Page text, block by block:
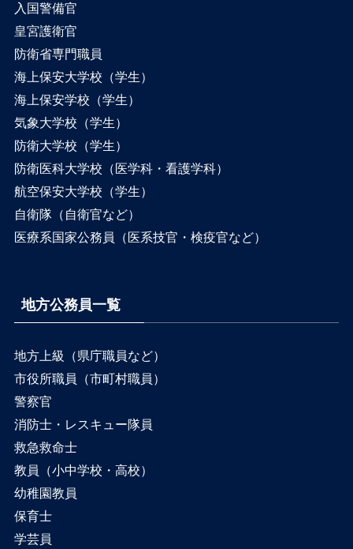
入国警備官
皇宮護衛官
防衛省専門職員
海上保安大学校（学生）
海上保安学校（学生）
気象大学校（学生）
防衛大学校（学生）
防衛医科大学校（医学科・看護学科）
航空保安大学校（学生）
自衛隊（自衛官など）
医療系国家公務員（医系技官・検疫官など）
地方公務員一覧
地方上級（県庁職員など）
市役所職員（市町村職員）
警察官
消防士・レスキュー隊員
救急救命士
教員（小中学校・高校）
幼稚園教員
保育士
学芸員